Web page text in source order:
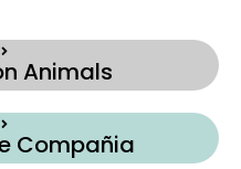
Animals
Compañia